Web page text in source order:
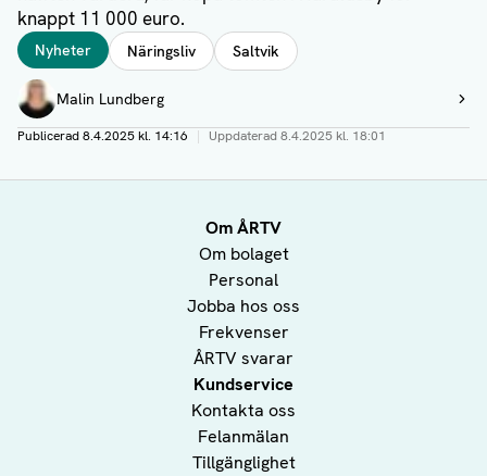
knappt 11 000 euro.
Taggar
Nyheter Näringsliv Saltvik
Författare
Malin Lundberg
Visa profil
Publicerad8.4.2025 kl. 14:16 | Uppdaterad8.4.2025 kl. 18:01
Om ÅRTV
Om bolaget
Personal
Jobba hos oss
Frekvenser
ÅRTV svarar
Kundservice
Kontakta oss
Felanmälan
Tillgänglighet